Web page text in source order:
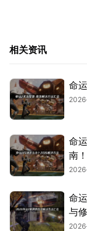
相关资讯
命
命
南！
命
与